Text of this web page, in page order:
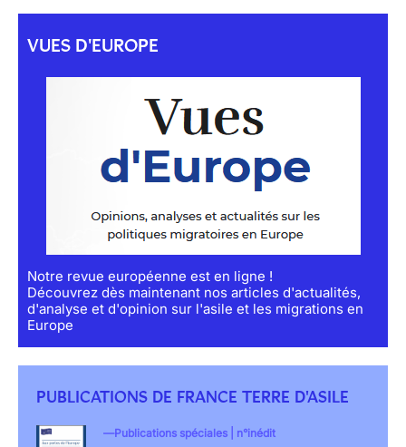
VUES D'EUROPE
Notre revue européenne est en ligne !
Découvrez dès maintenant nos articles d'actualités,
d'analyse et d'opinion sur l'asile et les migrations en
Europe
PUBLICATIONS DE FRANCE TERRE D'ASILE
Publications spéciales | n°inédit